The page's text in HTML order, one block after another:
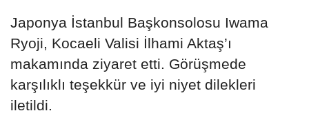
Japonya İstanbul Başkonsolosu Iwama
Ryoji, Kocaeli Valisi İlhami Aktaş’ı
makamında ziyaret etti. Görüşmede
karşılıklı teşekkür ve iyi niyet dilekleri
iletildi.